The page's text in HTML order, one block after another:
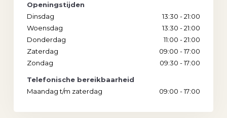
Openingstijden
Dinsdag
13:30 - 21:00
Woensdag
13:30 - 21:00
Donderdag
11:00 - 21:00
Zaterdag
09:00 - 17:00
Zondag
09:30 - 17:00
Telefonische bereikbaarheid
Maandag t/m zaterdag
09:00 - 17:00